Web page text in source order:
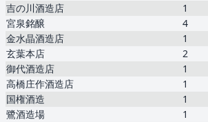
吉の川酒造店
1
宮泉銘醸
4
金水晶酒造店
1
玄葉本店
2
御代酒造店
1
高橋庄作酒造店
1
国権酒造
1
鷺酒造場
1